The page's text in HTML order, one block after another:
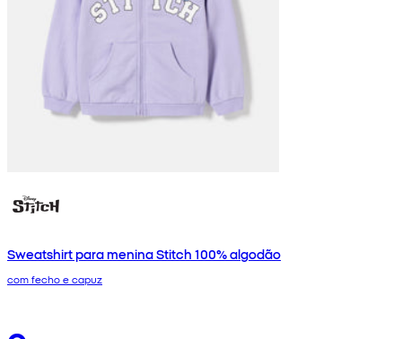
Sweatshirt para menina Stitch 100% algodão
com fecho e capuz